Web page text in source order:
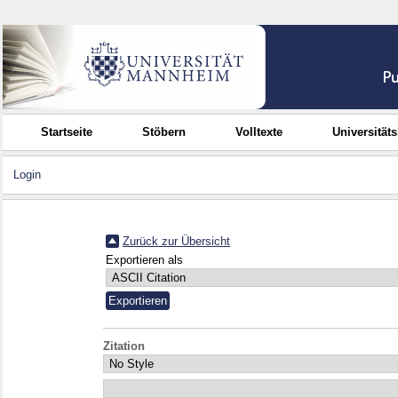
Startseite Stöbern Volltexte
Login
Zurück zur Übersicht
Exportieren als
Zitation